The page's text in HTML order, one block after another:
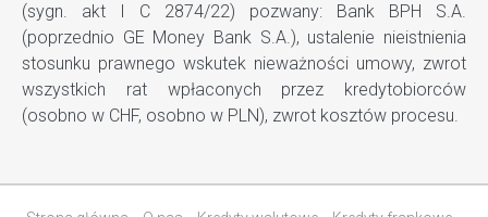
(sygn. akt I C 2874/22) pozwany: Bank BPH S.A.
(poprzednio GE Money Bank S.A.), ustalenie nieistnienia
stosunku prawnego wskutek nieważności umowy, zwrot
wszystkich rat wpłaconych przez kredytobiorców
(osobno w CHF, osobno w PLN), zwrot kosztów procesu.